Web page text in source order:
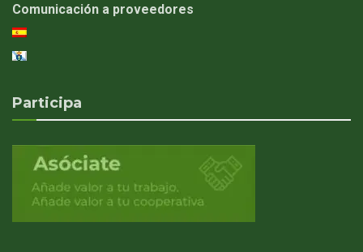
Comunicación a proveedores
Participa